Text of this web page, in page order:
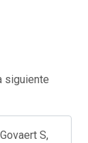
siguiente
S,